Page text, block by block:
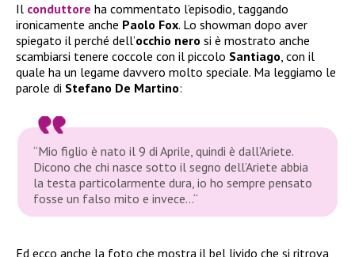
Il conduttore ha commentato l’episodio, taggando
ironicamente anche Paolo Fox. Lo showman dopo aver
spiegato il perché dell’occhio nero si è mostrato anche
scambiarsi tenere coccole con il piccolo Santiago, con il
quale ha un legame davvero molto speciale. Ma leggiamo le
parole di Stefano De Martino:
“Mio figlio è nato il 9 di Aprile, quindi è dall’Ariete.
Dicono che chi nasce sotto il segno dell’Ariete abbia
la testa particolarmente dura, io ho sempre pensato
fosse un falso mito e invece…“
Ed ecco anche la foto che mostra il bel livido che si ritrova